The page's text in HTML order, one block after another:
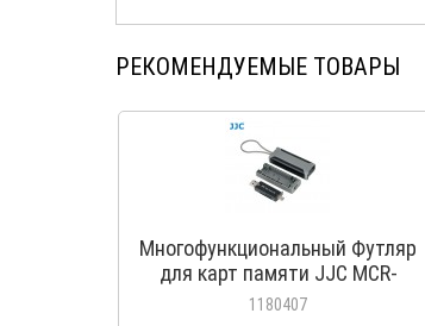
РЕКОМЕНДУЕМЫЕ ТОВАРЫ
Многофункциональный Футляр
для карт памяти JJC MCR-
STM5GB
1180407